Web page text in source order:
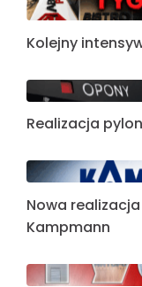
Kolejny
Realizacja
Nowa
Kampmann